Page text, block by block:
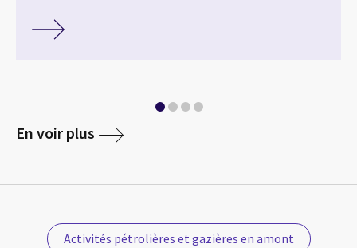
En voir plus
Activités pétrolières et gazières en amont